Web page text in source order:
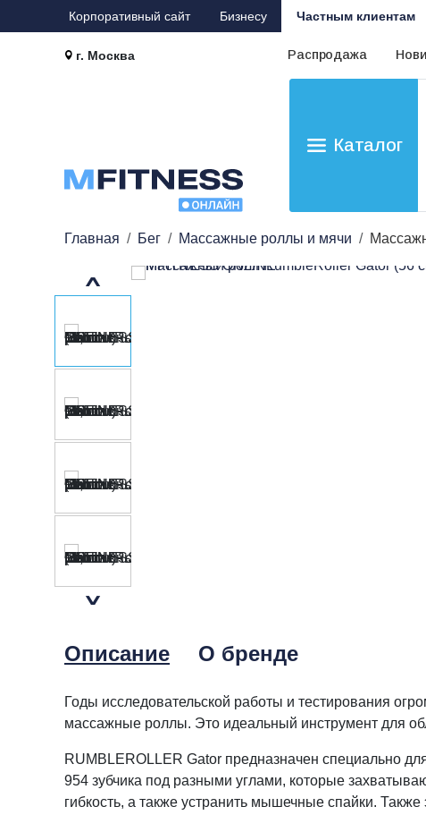
Корпоративный сайт Бизнесу Частным клиентам
г. Москва Распродажа
Каталог
Главная Бег Массажные роллы и мячи
Описание О бренде
Годы исследовательской работы и тестирования
массажные роллы. Это идеальный инструмент для
RUMBLEROLLER Gator предназначен специально
954 зубчика под разными углами, которые
гибкость, а также устранить мышечные спайки.